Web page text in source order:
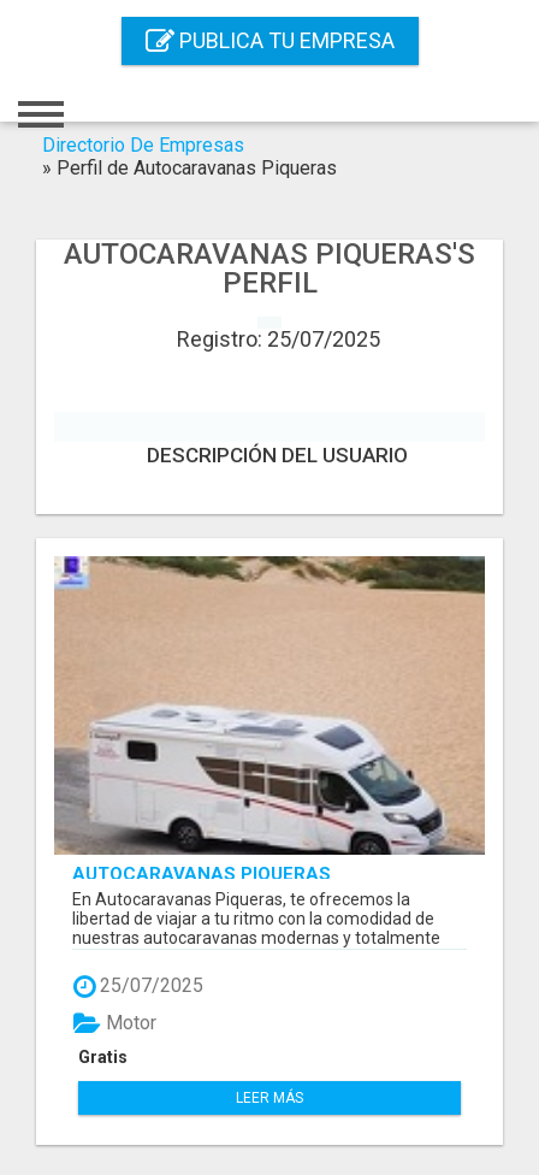
PUBLICA TU EMPRESA
Registro
Servicios Online
Publica Tu Empresa
Directorio De Empresas
» Perfil de Autocaravanas Piqueras
AUTOCARAVANAS PIQUERAS'S
PERFIL
Registro: 25/07/2025
DESCRIPCIÓN DEL USUARIO
AUTOCARAVANAS PIQUERAS
En Autocaravanas Piqueras, te ofrecemos la
libertad de viajar a tu ritmo con la comodidad de
nuestras autocaravanas modernas y totalmente
25/07/2025
Gratis
Motor
LEER MÁS